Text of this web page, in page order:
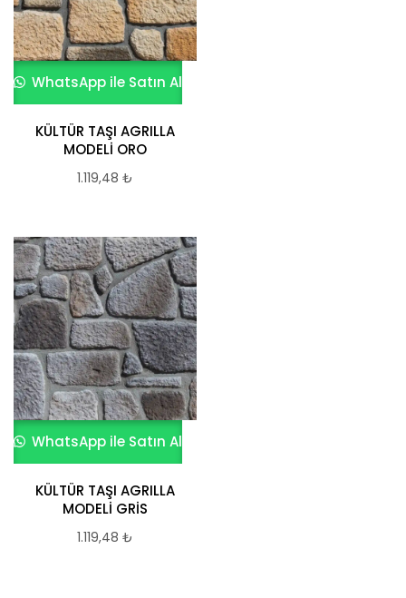
WhatsApp ile Satın Al
KÜLTÜR TAŞI AGRILLA
MODELİ ORO
1.119,48 ₺
WhatsApp ile Satın Al
KÜLTÜR TAŞI AGRILLA
MODELİ GRİS
1.119,48 ₺